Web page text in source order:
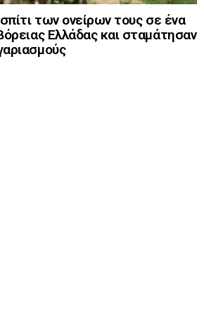
των ονείρων τους σε ένα
Ελλάδας και σταμάτησαν